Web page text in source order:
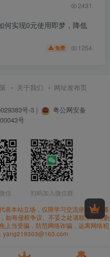
2431
何实现0元使用即梦，降低
免费 1254
关于我们 网址发布页
号-3|
粤公网安备
号
信
扫码加入微信群
表本站立场，仅限学习交流使用。请遵
如有侵权争议、不妥之处请联系本站删
上当受骗，防范网络诈骗，远离网络犯
yang219303@163.com